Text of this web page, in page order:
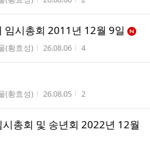
시총회 2011년 12월 9일
자
(황효성) 작성시간
26.08.06 조회수
4
자
(황효성) 작성시간
26.08.05 조회수
2
총회 및 송년회 2022년 12월